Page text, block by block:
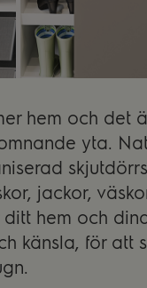
hem och det
yta.
jackor,
hem och
känsla, för att